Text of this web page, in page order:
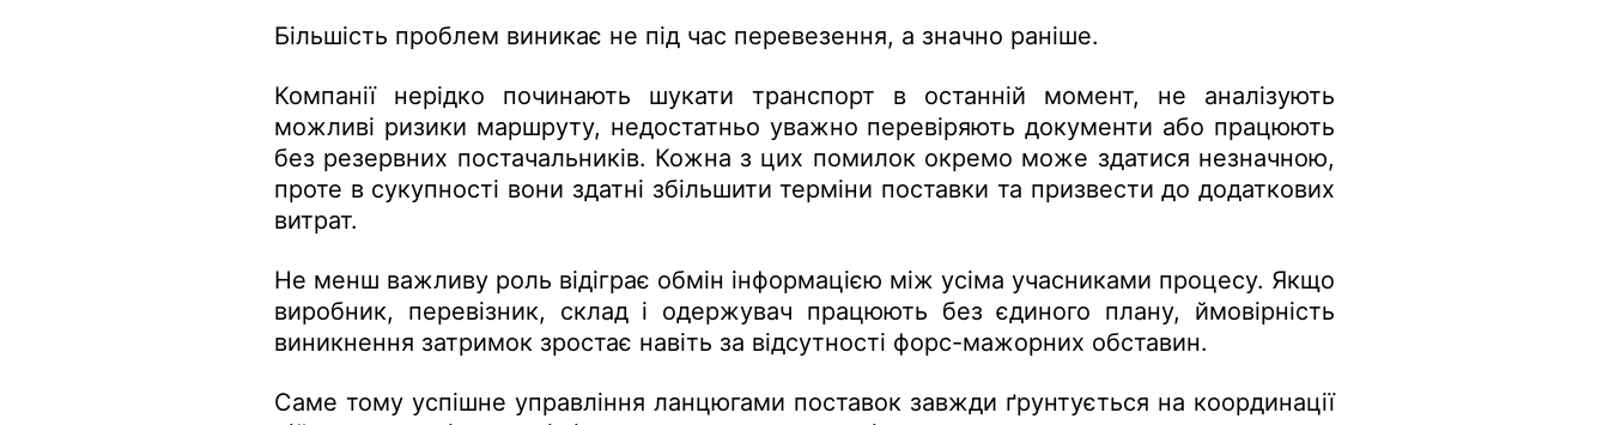
Більшість проблем виникає не під час перевезення, а значно раніше.
Компанії нерідко починають шукати транспорт в останній момент, не аналізують
можливі ризики маршруту, недостатньо уважно перевіряють документи або працюють
без резервних постачальників. Кожна з цих помилок окремо може здатися незначною,
проте в сукупності вони здатні збільшити терміни поставки та призвести до додаткових
витрат.
Не менш важливу роль відіграє обмін інформацією між усіма учасниками процесу. Якщо
виробник, перевізник, склад і одержувач працюють без єдиного плану, ймовірність
виникнення затримок зростає навіть за відсутності форс-мажорних обставин.
Саме тому успішне управління ланцюгами поставок завжди ґрунтується на координації